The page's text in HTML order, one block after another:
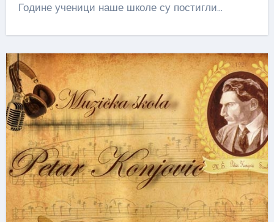
Године ученици наше школе су постигли…